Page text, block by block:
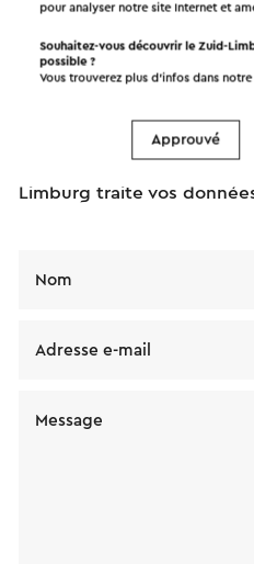
Envoyez un mail à
cliqué « Envoyer ». Dans
confidentialité, il est
Limburg traite vos
Nom
Adresse e-mail
Message
pour analyser notre site Internet et
Souhaitez-vous découvrir le Zuid-
possible ?
Vous trouverez plus d’infos dans
Approuvé